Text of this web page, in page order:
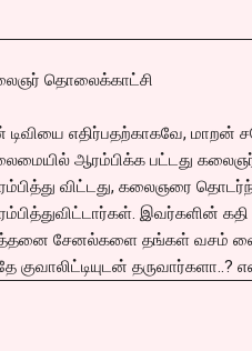
தொலைக்காட்சி
டிவியை எதிர்பதற்காகவே, மாறன்
ஆரம்பிக்க பட்டது கலைஞர்
விட்டது, கலைஞரை
இவர்களின்
சேனல்களை தங்கள் வசம்
குவாலிட்டியுடன் தருவார்களா..?